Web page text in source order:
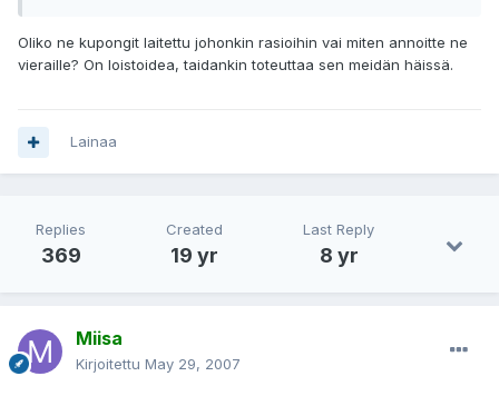
Oliko ne kupongit laitettu johonkin rasioihin vai miten annoitte ne
vieraille? On loistoidea, taidankin toteuttaa sen meidän häissä.
Lainaa
Replies
369
Created
19 yr
Last Reply
8 yr
Miisa
Kirjoitettu May 29, 2007